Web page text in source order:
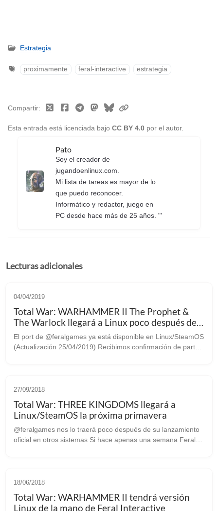
Estrategia
proximamente feral-interactive estrategia
Esta entrada está licenciada bajo CC BY 4.0 por el autor.
Compartir
Pato
Soy el creador de
jugandoenlinux.com.
Mi lista de tareas es mayor de lo
que puedo reconocer.
Informático y redactor, juego en
PC desde hace más de 25 años. "'
Lecturas adicionales
04/04/2019
Total War: WARHAMMER II The Prophet &
The Warlock llegará a Linux poco después de
que lo haga su versión Windows -Actualizado-
El port de @feralgames ya está disponible en Linux/SteamOS
(Actualización 25/04/2019) Recibimos confirmación de parte
27/09/2018
Total War: THREE KINGDOMS llegará a
Linux/SteamOS la próxima primavera
@feralgames nos lo traerá poco después de su lanzamiento
oficial en otros sistemas Si hace apenas una semana Feral
18/06/2018
Total War: WARHAMMER II tendrá versión
Linux de la mano de Feral Interactive